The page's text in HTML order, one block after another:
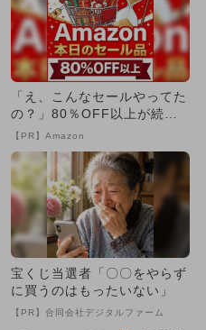
「え、こんなセールやってた
の？」80％OFF以上が続々
登場！Amazonの本気が...
【PR】Amazon
宝くじ当選者「〇〇をやらず
に買うのはもったいない」
【PR】合同会社デジタルファーム